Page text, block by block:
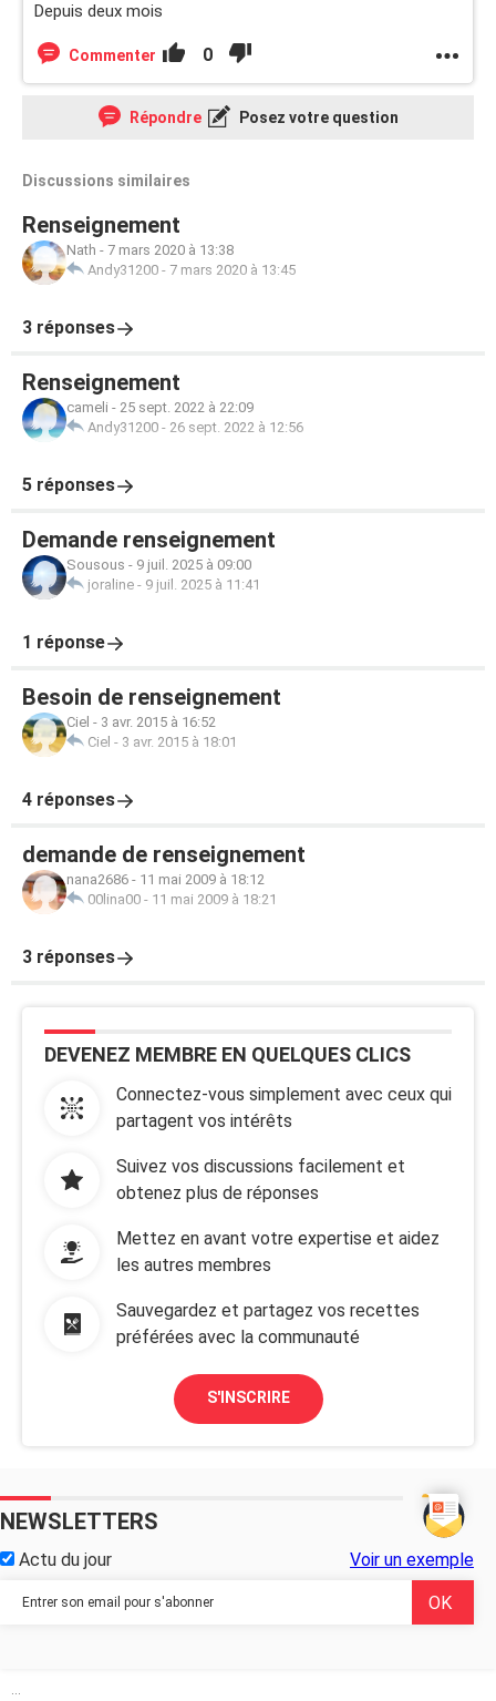
Depuis deux mois
Commenter 0
Répondre Posez votre question
Discussions similaires
Renseignement
Nath - 7 mars 2020 à 13:38
Andy31200 - 7 mars 2020 à 13:45
3 réponses
Renseignement
cameli - 25 sept. 2022 à 22:09
Andy31200 - 26 sept. 2022 à 12:56
5 réponses
Demande renseignement
Sousous - 9 juil. 2025 à 09:00
joraline - 9 juil. 2025 à 11:41
1 réponse
Besoin de renseignement
Ciel - 3 avr. 2015 à 16:52
Ciel - 3 avr. 2015 à 18:01
4 réponses
demande de renseignement
nana2686 - 11 mai 2009 à 18:12
00lina00 - 11 mai 2009 à 18:21
3 réponses
DEVENEZ MEMBRE EN QUELQUES CLICS
Connectez-vous simplement avec ceux qui
partagent vos intérêts
Suivez vos discussions facilement et
obtenez plus de réponses
Mettez en avant votre expertise et aidez
les autres membres
Sauvegardez et partagez vos recettes
préférées avec la communauté
S'INSCRIRE
NEWSLETTERS
Actu du jour Voir un exemple
...